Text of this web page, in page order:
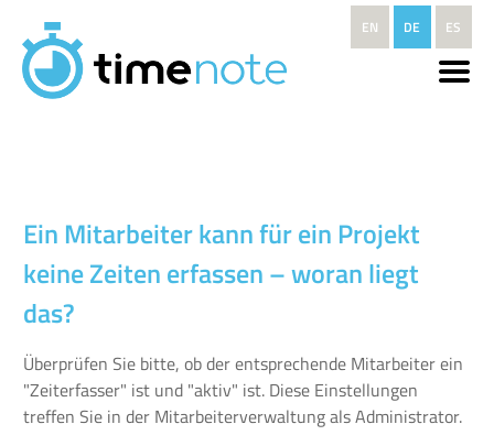
EN DE ES
Ein Mitarbeiter kann für ein Projekt
keine Zeiten erfassen – woran liegt
das?
Überprüfen Sie bitte, ob der entsprechende Mitarbeiter ein
"Zeiterfasser" ist und "aktiv" ist. Diese Einstellungen
treffen Sie in der Mitarbeiterverwaltung als Administrator.